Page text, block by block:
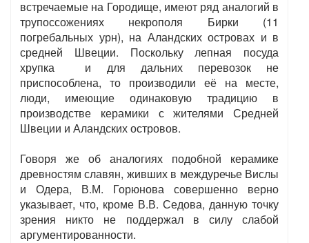
встречаемые на Городище, имеют ряд аналогий в
трупоссожениях некрополя Бирки (11
погребальных урн), на Аландских островах и в
средней Швеции. Поскольку лепная посуда
хрупка и для дальних перевозок не
приспособлена, то производили её на месте,
люди, имеющие одинаковую традицию в
производстве керамики с жителями Средней
Швеции и Аландских островов.
Говоря же об аналогиях подобной керамике
древностям славян, живших в междуречье Вислы
и Одера, В.М. Горюнова совершенно верно
указывает, что, кроме В.В. Седова, данную точку
зрения никто не поддержал в силу слабой
аргументированности.